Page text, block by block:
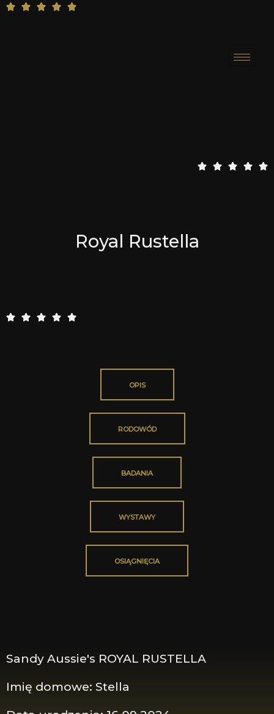
    5
    5
Royal Rustella
    5
OPIS
RODOWÓD
BADANIA
WYSTAWY
OSIĄGNIĘCIA
Sandy Aussie's ROYAL RUSTELLA
Imię domowe: Stella